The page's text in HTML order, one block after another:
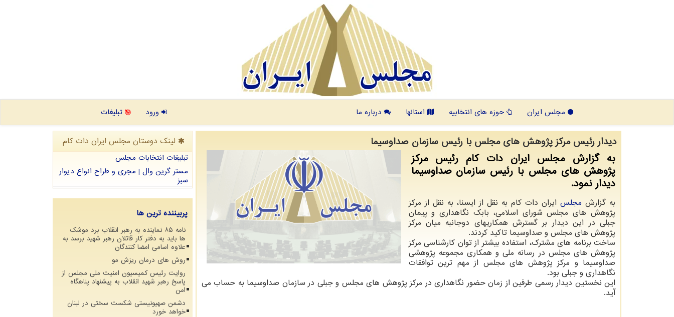
مجلس ایران حوزه های انتخابیه استانها درباره ما ورود تبلیغات
دیدار رئیس مرکز پژوهش های مجلس با رئیس سازمان صداوسیما
به گزارش مجلس ایران دات کام رئیس مرکز
پژوهش های مجلس با رئیس سازمان صداوسیما
دیدار نمود.
به گزارش مجلس ایران دات کام به نقل از ایسنا، به نقل از مرکز
پژوهش های مجلس شورای اسلامی، بابک نگاهداری و پیمان
جبلی در این دیدار بر گسترش همکاریهای دوجانبه میان مرکز
پژوهش های مجلس و صداوسیما تاکید کردند.
ساخت برنامه های مشترک، استفاده بیشتر از توان کارشناسی مرکز
پژوهش های مجلس در رسانه ملی و همکاری مجموعه پژوهشی
صداوسیما و مرکز پژوهش های مجلس از مهم ترین توافقات
نگاهداری و جبلی بود.
این نخستین دیدار رسمی طرفین از زمان حضور نگاهداری در مرکز پژوهش های مجلس و جبلی در سازمان صداوسیما به حساب می
آید.
لینک دوستان مجلس ایران دات كام
تبلیغات انتخابات مجلس
مستر گرین وال | مجری و طراح انواع دیوار
سبز
پربیننده ترین ها
نامه ۸۵ نماینده به رهبر انقلاب برد موشک
ها باید به دفتر کار قاتلان رهبر شهید برسد به
علاوه اسامی امضا کنندگان
روش های درمان ریزش مو
روایت رئیس کمیسیون امنیت ملی مجلس از
پاسخ رهبر شهید انقلاب به پیشنهاد پناهگاه
امن
دشمن صهیونیستی شکست سختی در لبنان
خواهد خورد